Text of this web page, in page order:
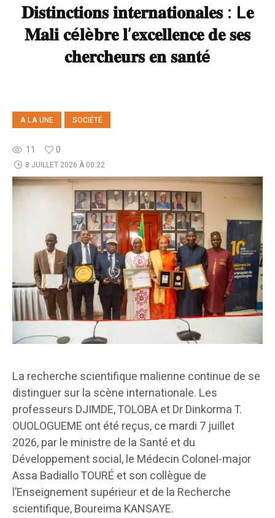
𝐃𝐢𝐬𝐭𝐢𝐧𝐜𝐭𝐢𝐨𝐧𝐬 𝐢𝐧𝐭𝐞𝐫𝐧𝐚𝐭𝐢𝐨𝐧𝐚𝐥𝐞𝐬 : L𝐞
𝐌𝐚𝐥𝐢 𝐜é𝐥è𝐛𝐫𝐞 𝐥’𝐞𝐱𝐜𝐞𝐥𝐥𝐞𝐧𝐜𝐞 𝐝𝐞 𝐬𝐞𝐬
𝐜𝐡𝐞𝐫𝐜𝐡𝐞𝐮𝐫𝐬 𝐞𝐧 𝐬𝐚𝐧𝐭é
A LA UNE SOCIÉTÉ
11 0
8 JUILLET 2026 À 00:22
La recherche scientifique malienne continue de se
distinguer sur la scène internationale. Les
professeurs DJIMDE, TOLOBA et Dr Dinkorma T.
OUOLOGUEME ont été reçus, ce mardi 7 juillet
2026, par le ministre de la Santé et du
Développement social, le Médecin Colonel-major
Assa Badiallo TOURÉ et son collègue de
l’Enseignement supérieur et de la Recherche
scientifique, Boureima KANSAYE.